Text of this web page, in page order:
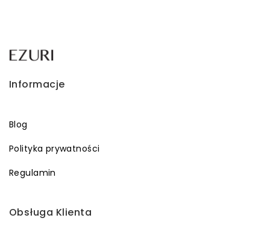
Informacje
Blog
Polityka prywatności
Regulamin
Obsługa Klienta